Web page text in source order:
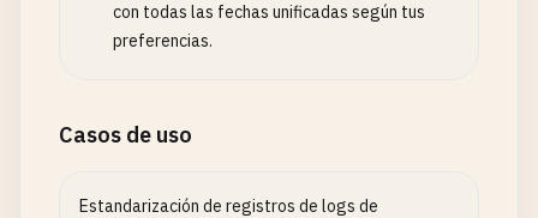
con todas las fechas unificadas según tus
preferencias.
Casos de uso
Estandarización de registros de logs de